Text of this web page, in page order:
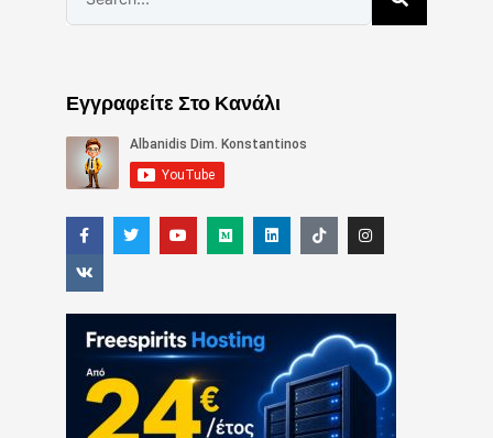
Εγγραφείτε Στο Κανάλι